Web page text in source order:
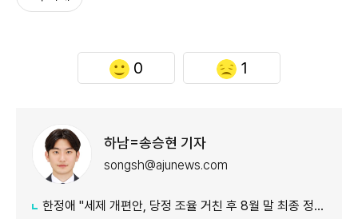
0 1
하남=송승현 기자
songsh@ajunews.com
한정애 "세제 개편안, 당정 조율 거친 후 8월 말 최종 정리 가능"